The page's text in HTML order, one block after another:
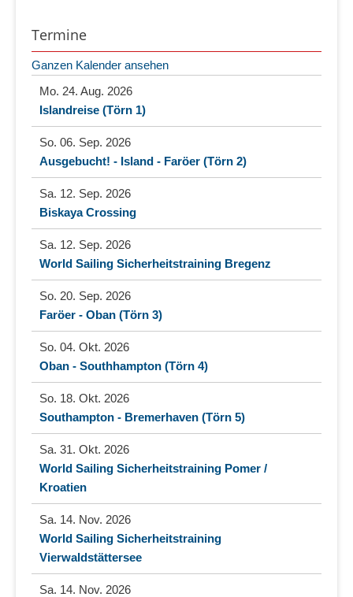
Termine
Ganzen Kalender ansehen
Mo. 24. Aug. 2026
Islandreise (Törn 1)
So. 06. Sep. 2026
Ausgebucht! - Island - Faröer (Törn 2)
Sa. 12. Sep. 2026
Biskaya Crossing
Sa. 12. Sep. 2026
World Sailing Sicherheitstraining Bregenz
So. 20. Sep. 2026
Faröer - Oban (Törn 3)
So. 04. Okt. 2026
Oban - Southhampton (Törn 4)
So. 18. Okt. 2026
Southampton - Bremerhaven (Törn 5)
Sa. 31. Okt. 2026
World Sailing Sicherheitstraining Pomer /
Kroatien
Sa. 14. Nov. 2026
World Sailing Sicherheitstraining
Vierwaldstättersee
Sa. 14. Nov. 2026